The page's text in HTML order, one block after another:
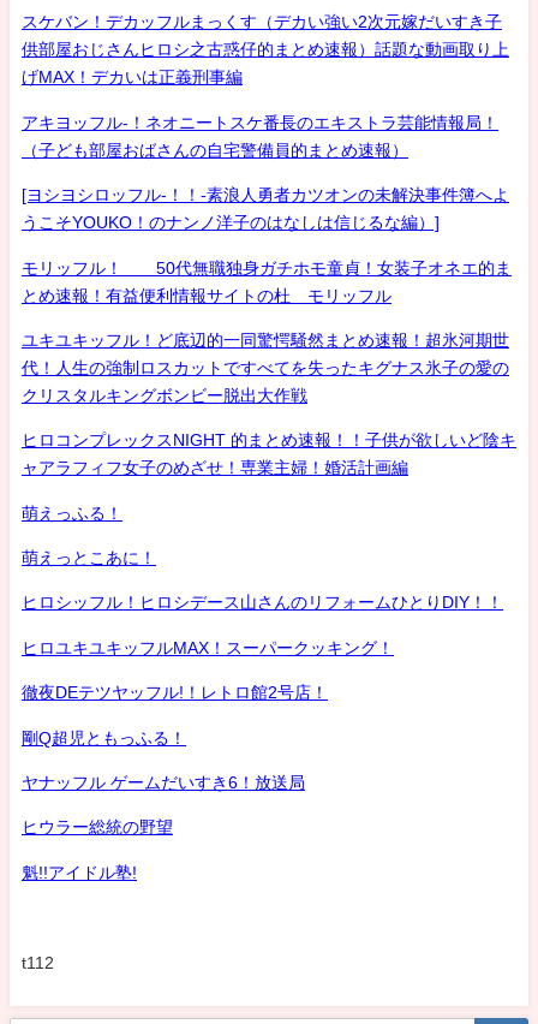
スケバン！デカッフルまっくす（デカい強い2次元嫁だいすき子
供部屋おじさんヒロシ之古惑仔的まとめ速報）話題な動画取り上
げMAX！デカいは正義刑事編
アキヨッフル-！ネオニートスケ番長のエキストラ芸能情報局！
（子ども部屋おばさんの自宅警備員的まとめ速報）
[ヨシヨシロッフル-！！-素浪人勇者カツオンの未解決事件簿へよ
うこそYOUKO！のナンノ洋子のはなしは信じるな編）]
モリッフル！ 50代無職独身ガチホモ童貞！女装子オネエ的ま
とめ速報！有益便利情報サイトの杜 モリッフル
ユキユキッフル！ど底辺的一同驚愕騒然まとめ速報！超氷河期世
代！人生の強制ロスカットですべてを失ったキグナス氷子の愛の
クリスタルキングボンビー脱出大作戦
ヒロコンプレックスNIGHT 的まとめ速報！！子供が欲しいど陰キ
ャアラフィフ女子のめざせ！専業主婦！婚活計画編
萌えっふる！
萌えっとこあに！
ヒロシッフル！ヒロシデース山さんのリフォームひとりDIY！！
ヒロユキユキッフルMAX！スーパークッキング！
徹夜DEテツヤッフル!！レトロ館2号店！
剛Q超児ともっふる！
ヤナッフル ゲームだいすき6！放送局
ヒウラー総統の野望
魁!!アイドル塾!
t112